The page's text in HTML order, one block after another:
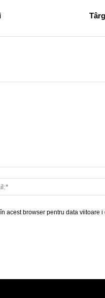
acest browser pentru data viitoare i